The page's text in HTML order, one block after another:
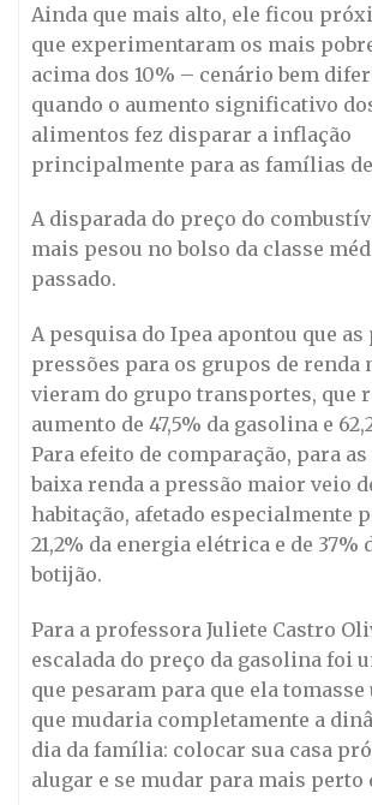
Ainda que mais alto, ele ficou
que experimentaram os mais
acima dos 10% – cenário bem
quando o aumento significativo
alimentos fez disparar a inflação
principalmente para as famílias
A disparada do preço do
mais pesou no bolso da classe
passado.
A pesquisa do Ipea apontou que
pressões para os grupos de renda
vieram do grupo transportes, que
aumento de 47,5% da gasolina e
Para efeito de comparação, para
baixa renda a pressão maior veio
habitação, afetado especialmente
21,2% da energia elétrica e de 37%
botijão.
Para a professora Juliete Castro
escalada do preço da gasolina foi
que pesaram para que ela tomasse
que mudaria completamente a
dia da família: colocar sua casa
alugar e se mudar para mais perto